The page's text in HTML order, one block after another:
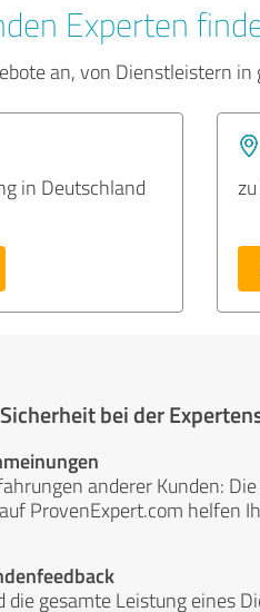
Experten
an, von Dienstleistern
in Deutschland
bei der
anderer Kunden:
ProvenExpert.com helfen
die gesamte Leistung eines